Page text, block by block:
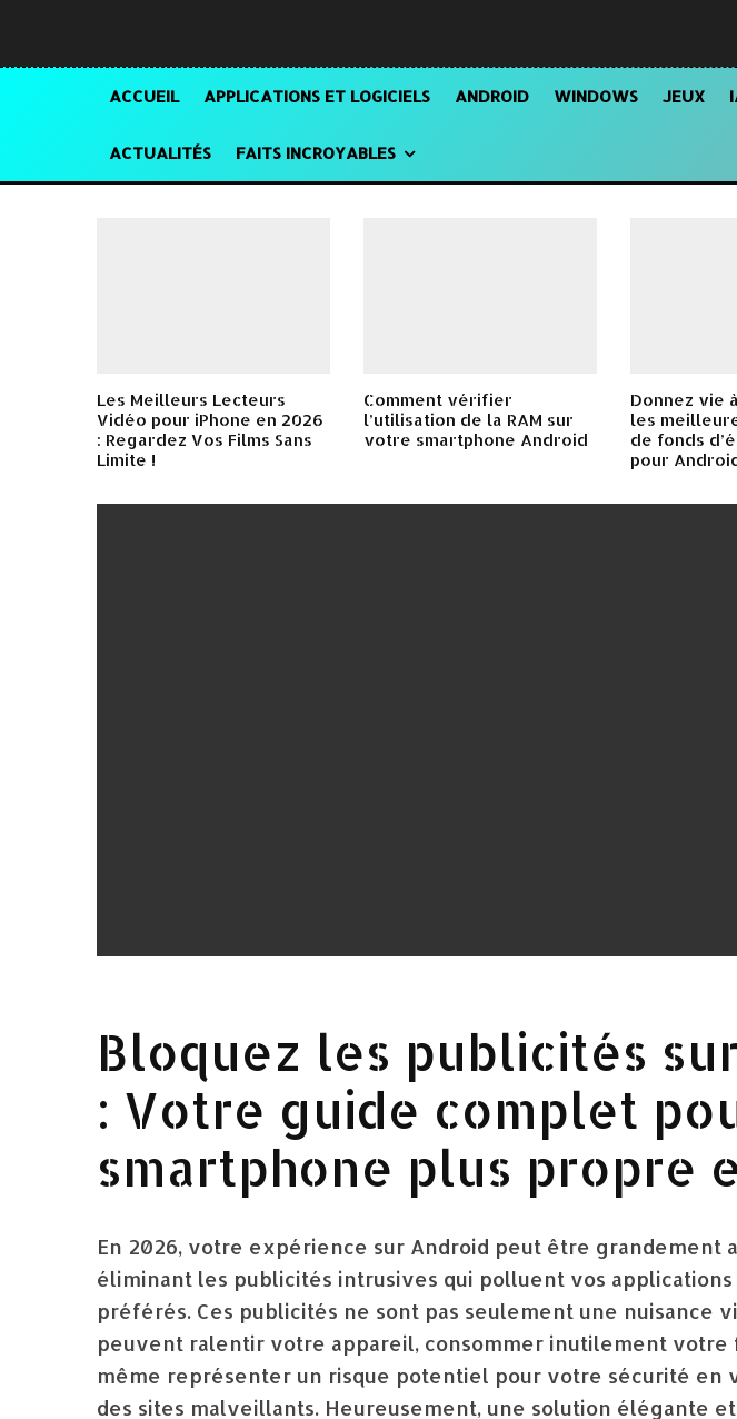
ACCUEIL APPLICATIONS ET LOGICIELS ANDROID WINDOWS JEUX
ACTUALITÉS FAITS INCROYABLES
Les Meilleurs Lecteurs
Vidéo pour iPhone en 2026
: Regardez Vos Films Sans
Limite !
Comment vérifier
l’utilisation de la RAM sur
votre smartphone Android
Donnez vie
les
de fonds
pour
Bloquez les publicités
: Votre guide complet
smartphone plus propre
En 2026, votre expérience sur Android peut être grandement
éliminant les publicités intrusives qui polluent vos
préférés. Ces publicités ne sont pas seulement une nuisance
peuvent ralentir votre appareil, consommer inutilement votre
même représenter un risque potentiel pour votre sécurité en
des sites malveillants. Heureusement, une solution élégante